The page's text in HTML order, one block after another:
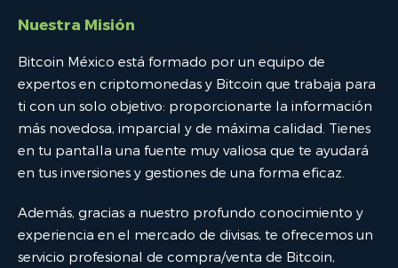
Nuestra Misión
Bitcoin México está formado por un equipo de
expertos en criptomonedas y Bitcoin que trabaja para
ti con un solo objetivo: proporcionarte la información
más novedosa, imparcial y de máxima calidad. Tienes
en tu pantalla una fuente muy valiosa que te ayudará
en tus inversiones y gestiones de una forma eficaz.
Además, gracias a nuestro profundo conocimiento y
experiencia en el mercado de divisas, te ofrecemos un
servicio profesional de compra/venta de Bitcoin,